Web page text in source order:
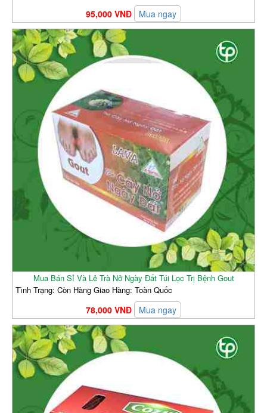
95,000 VNĐ Mua ngay
Mua Bán Sỉ Và Lẻ Trà Nở Ngày Đất Túi Lọc Trị Bệnh Gout
Tình Trạng: Còn Hàng Giao Hàng: Toàn Quốc
78,000 VNĐ Mua ngay